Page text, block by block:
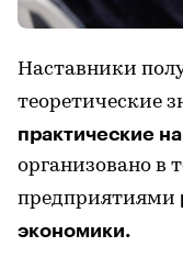
Наставники
теоретические
практические
организовано в
предприятиями
экономики.